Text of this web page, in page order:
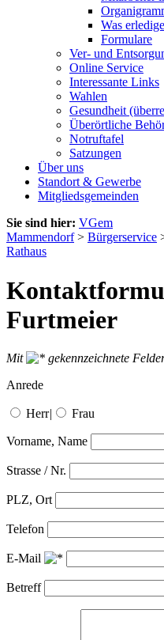
Was
Formulare
Ver- und
Online Service
Interessante Links
Wahlen
Gesundheit
Überörtliche
Notruftafel
Satzungen
Über uns
Standort & Gewerbe
Mitgliedsgemeinden
Sie sind hier: VGem
Mammendorf> Bürgerservice
Rathaus
Furtmeier
Mit
gekennzeichnete
Anrede
Herr| Frau
Vorname, Name
Strasse / Nr.
PLZ, Ort
Telefon
E-Mail
Betreff